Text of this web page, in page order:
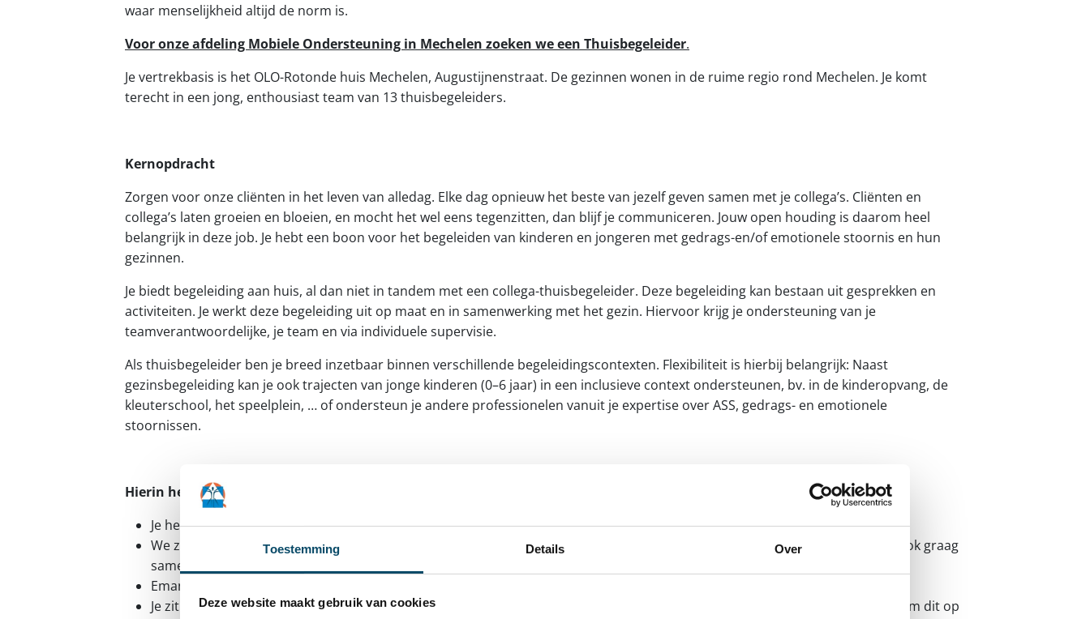
Toestemming Details Over
Deze website maakt gebruik van cookies
waar menselijkheid altijd de norm is.
Voor onze afdeling Mobiele Ondersteuning in Mechelen zoeken we een Thuisbegeleider.
Je vertrekbasis is het OLO-Rotonde huis Mechelen, Augustijnenstraat. De gezinnen wonen in de ruime regio rond Mechelen. Je komt
terecht in een jong, enthousiast team van 13 thuisbegeleiders.
Kernopdracht
Zorgen voor onze cliënten in het leven van alledag. Elke dag opnieuw het beste van jezelf geven samen met je collega’s. Cliënten en
collega’s laten groeien en bloeien, en mocht het wel eens tegenzitten, dan blijf je communiceren. Jouw open houding is daarom heel
belangrijk in deze job. Je hebt een boon voor het begeleiden van kinderen en jongeren met gedrags-en/of emotionele stoornis en hun
gezinnen.
Je biedt begeleiding aan huis, al dan niet in tandem met een collega-thuisbegeleider. Deze begeleiding kan bestaan uit gesprekken en
activiteiten. Je werkt deze begeleiding uit op maat en in samenwerking met het gezin. Hiervoor krijg je ondersteuning van je
teamverantwoordelijke, je team en via individuele supervisie.
Als thuisbegeleider ben je breed inzetbaar binnen verschillende begeleidingscontexten. Flexibiliteit is hierbij belangrijk: Naast
gezinsbegeleiding kan je ook trajecten van jonge kinderen (0–6 jaar) in een inclusieve context ondersteunen, bv. in de kinderopvang, de
kleuterschool, het speelplein, … of ondersteun je andere professionelen vanuit je expertise over ASS, gedrags- en emotionele
stoornissen.
Hierin herken je jezelf
Je hebt een bachelordiploma in een sociale of menswetenschappelijke richting.
We zoeken een ervaren, enthousiaste en gedreven collega die uitgedaagd wordt door eigen verantwoordelijkheden, maar ook graag
samen met een team nadenkt.
Emancipatorisch werken is je op het lijf geschreven.
Je zit graag met ouders aan tafel én je voelt je goed in individuele activiteiten of gesprekken met kinderen van 3 tot 18 jaar. Om dit op